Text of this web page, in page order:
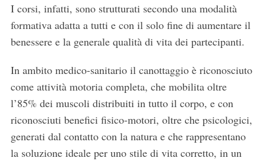
I corsi, infatti, sono strutturati secondo una modalità
formativa adatta a tutti e con il solo fine di aumentare il
benessere e la generale qualità di vita dei partecipanti.
In ambito medico-sanitario il canottaggio è riconosciuto
come attività motoria completa, che mobilita oltre
l’85% dei muscoli distribuiti in tutto il corpo, e con
riconosciuti benefici fisico-motori, oltre che psicologici,
generati dal contatto con la natura e che rappresentano
la soluzione ideale per uno stile di vita corretto, in un